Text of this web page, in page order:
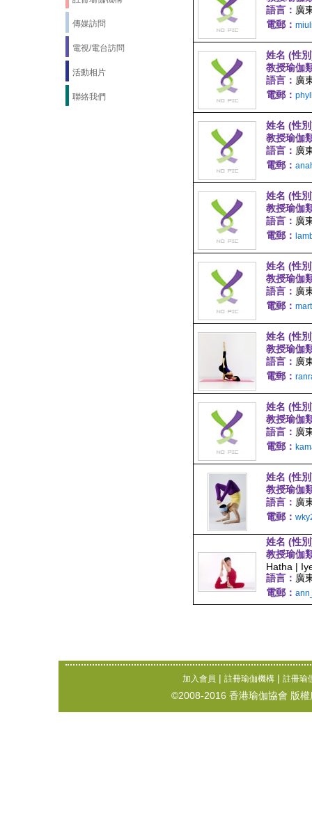
傳媒訪問
電視/電台訪問
活動相片
聯絡我們
語言： 廣
電郵：
姓名 (性
教授瑜伽
語言： 廣
電郵：
姓名 (性
教授瑜伽
語言： 廣
電郵：
姓名 (性
教授瑜伽
語言： 廣
電郵：
姓名 (性
教授瑜伽
語言： 廣
電郵：
姓名 (性
教授瑜伽
語言： 廣
電郵：
姓名 (性
教授瑜伽
語言： 廣
電郵：
姓名 (性
教授瑜伽
語言： 廣
電郵：
姓名 (性
教授瑜伽
Hatha |
語言： 廣
電郵：
加入會員 | 註冊瑜伽機構 | 註冊瑜
©2008-2016 香港瑜伽協會 版